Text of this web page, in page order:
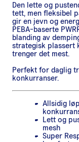
Den lette og
tett, men fleksibel
gir en jevn og
PEBA-baserte
blanding av
strategisk plassert
trenger det mest.
Perfekt for daglig
konkurranser.
Allsidig
Lett og
mesh
Super